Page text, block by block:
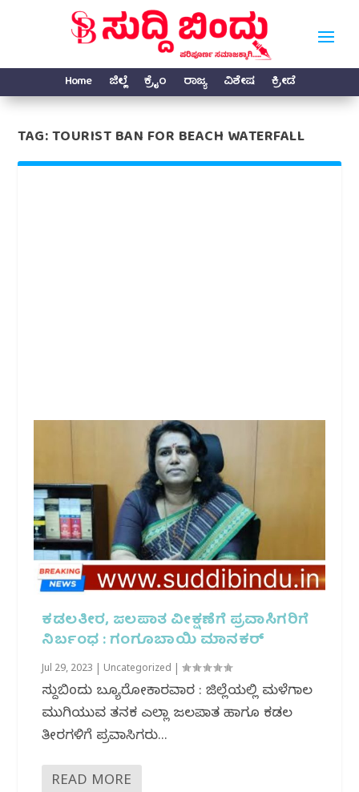
Home ಜಿಲ್ಲೆ ಕ್ರೈಂ ರಾಜ್ಯ ವಿಶೇಷ ಕ್ರೀಡೆ
TAG:TOURIST BAN FOR BEACH WATERFALL
ಕಡಲತೀರ, ಜಲಪಾತ ವೀಕ್ಷಣೆಗೆ ಪ್ರವಾಸಿಗರಿಗೆ
ನಿರ್ಬಂಧ : ಗಂಗೂಬಾಯಿ ಮಾನಕರ್
Jul 29, 2023 Uncategorized |
ಸುದ್ದಿಬಿಂದು ಬ್ಯೂರೋಕಾರವಾರ : ಜಿಲ್ಲೆಯಲ್ಲಿ ಮಳೆಗಾಲ
ಮುಗಿಯುವ ತನಕ ಎಲ್ಲಾ ಜಲಪಾತ ಹಾಗೂ ಕಡಲ
ತೀರಗಳಿಗೆ ಪ್ರವಾಸಿಗರು...
READ MORE